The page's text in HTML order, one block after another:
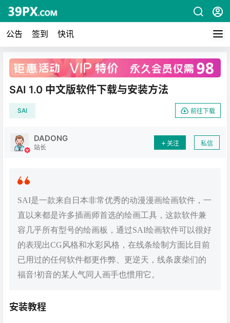
公告 签到 快讯
广告
SAI 1.0 中文版软件下载与安装方法
SAI 前往下载
DADONG
站长
关注 私信
SAI是一款来自日本非常优秀的动漫漫画绘画软件，一
直以来都是许多插画师首选的绘画工具，这款软件兼
容几乎所有型号的绘画板，通过SAI绘画软件可以很好
的表现出CG风格和水彩风格，在线条绘制方面比目前
已用过的任何软件都更作弊、更逆天，线条废柴们的
福音!初音的某人气同人画手也惯用它。
安装教程